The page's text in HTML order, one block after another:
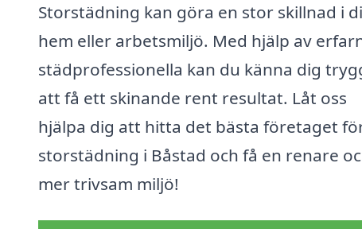
Storstädning kan göra en stor skillnad i
hem eller arbetsmiljö. Med hjälp av
städprofessionella kan du känna dig
att få ett skinande rent resultat. Låt oss
hjälpa dig att hitta det bästa företaget
storstädning i Båstad och få en renare
mer trivsam miljö!